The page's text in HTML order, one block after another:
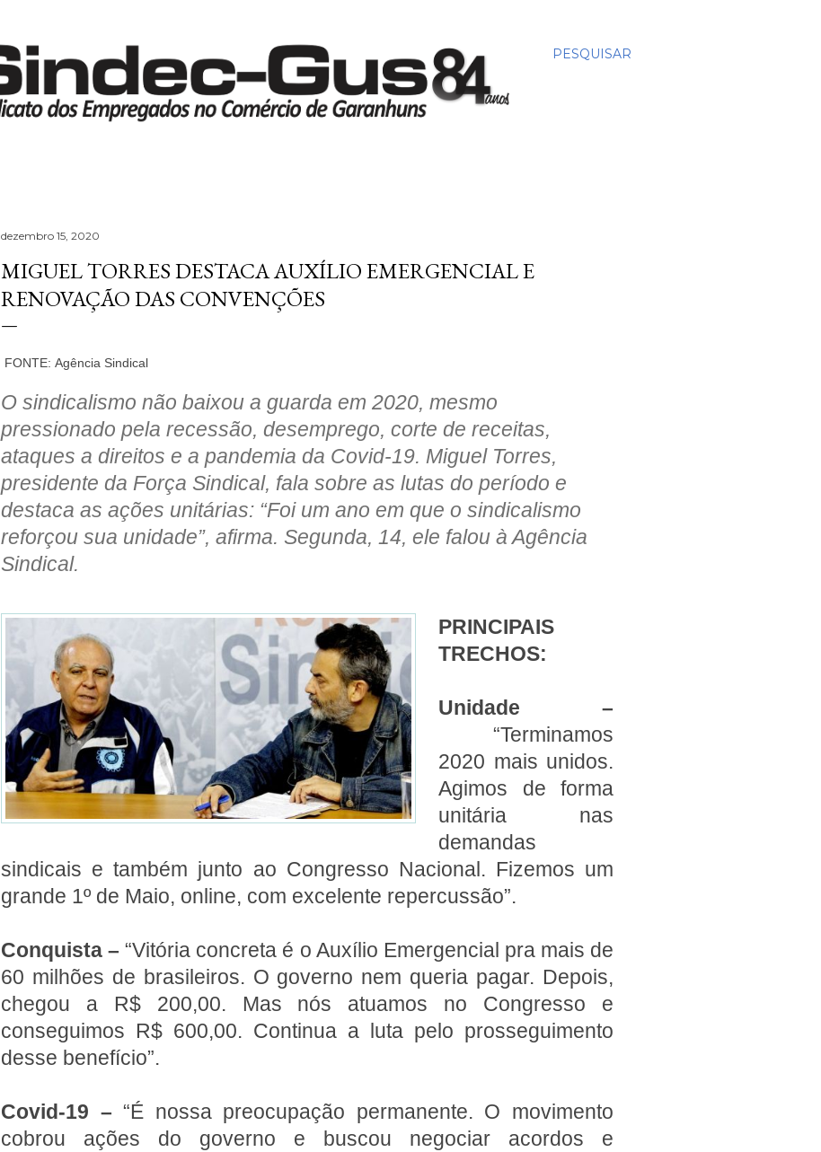
PESQUISAR
dezembro 15, 2020
MIGUEL TORRES DESTACA AUXÍLIO EMERGENCIAL E
RENOVAÇÃO DAS CONVENÇÕES
FONTE: Agência Sindical
O sindicalismo não baixou a guarda em 2020, mesmo
pressionado pela recessão, desemprego, corte de receitas,
ataques a direitos e a pandemia da Covid-19. Miguel Torres,
presidente da Força Sindical, fala sobre as lutas do período e
destaca as ações unitárias: “Foi um ano em que o sindicalismo
reforçou sua unidade”, afirma. Segunda, 14, ele falou à Agência
Sindical.
PRINCIPAIS
TRECHOS:
Unidade –
“Terminamos
2020 mais unidos.
Agimos de forma
unitária nas
demandas
sindicais e também junto ao Congresso Nacional. Fizemos um
grande 1º de Maio, online, com excelente repercussão”.
Conquista – “Vitória concreta é o Auxílio Emergencial pra mais de
60 milhões de brasileiros. O governo nem queria pagar. Depois,
chegou a R$ 200,00. Mas nós atuamos no Congresso e
conseguimos R$ 600,00. Continua a luta pelo prosseguimento
desse benefício”.
Covid-19 – “É nossa preocupação permanente. O movimento
cobrou ações do governo e buscou negociar acordos e